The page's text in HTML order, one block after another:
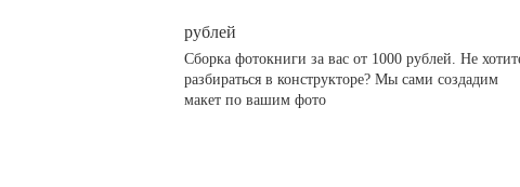
рублей
Сборка фотокниги за вас от 1000 рублей. Не
разбираться в конструкторе? Мы сами создадим
макет по вашим фото